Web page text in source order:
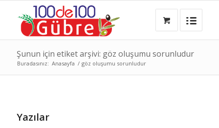
Şunun için etiket arşivi: göz oluşumu sorunludur
Buradasınız: Anasayfa / göz oluşumu sorunludur
Yazılar